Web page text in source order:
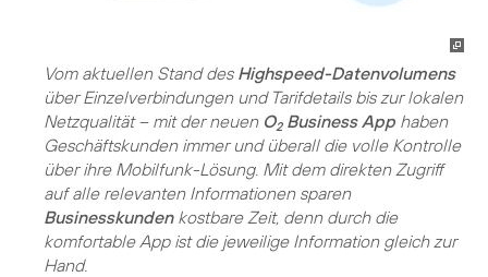
Vom aktuellen Stand des Highspeed-Datenvolumens
über Einzelverbindungen und Tarifdetails bis zur lokalen
Netzqualität – mit der neuen O2Business App haben
Geschäftskunden immer und überall die volle Kontrolle
über ihre Mobilfunk-Lösung. Mit dem direkten Zugriff
auf alle relevanten Informationen sparen
Businesskundenkostbare Zeit, denn durch die
komfortable App ist die jeweilige Information gleich zur
Hand.